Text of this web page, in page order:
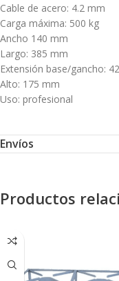
Cable de acero: 4.2 mm
Carga máxima: 500 kg
Ancho 140 mm
Largo: 385 mm
Extensión base/gancho:
Alto: 175 mm
Uso: profesional
Envíos
Productos